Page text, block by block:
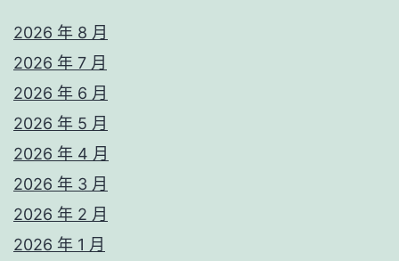
2026 年 8 月
2026 年 7 月
2026 年 6 月
2026 年 5 月
2026 年 4 月
2026 年 3 月
2026 年 2 月
2026 年 1 月